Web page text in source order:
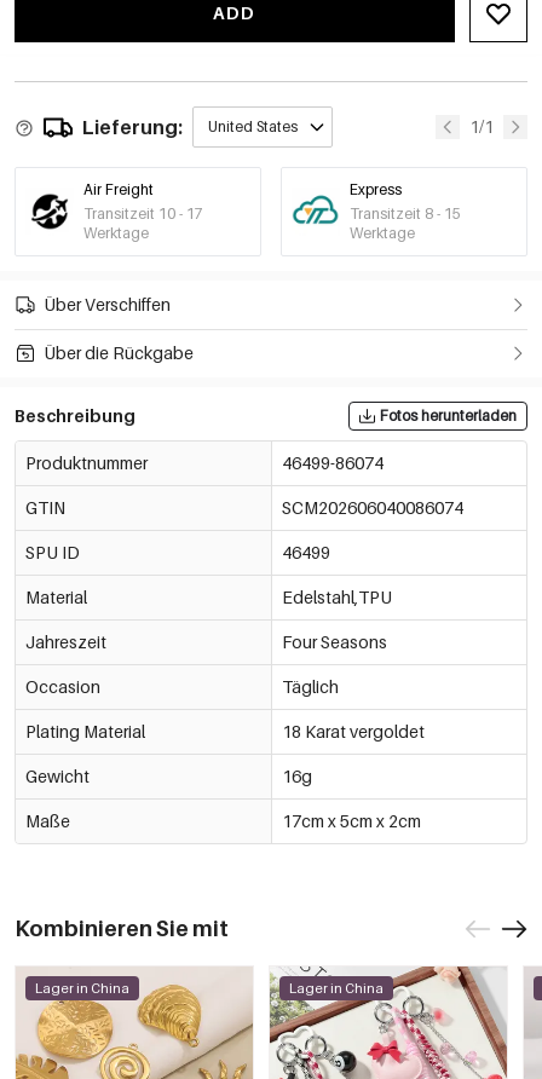
ADD
Lieferung: United States 1/1
Air Freight
Transitzeit 10 - 17
Werktage
Express
Transitzeit 8 - 15
Werktage
Über Verschiffen
Über die Rückgabe
Beschreibung Fotos herunterladen
Produktnummer 46499-86074
GTIN SCM202606040086074
SPU ID 46499
Material Edelstahl,TPU
Jahreszeit Four Seasons
Occasion Täglich
Plating Material 18 Karat vergoldet
Gewicht 16g
Maße 17cm x 5cm x 2cm
Kombinieren Sie mit
Lager in China Lager in China